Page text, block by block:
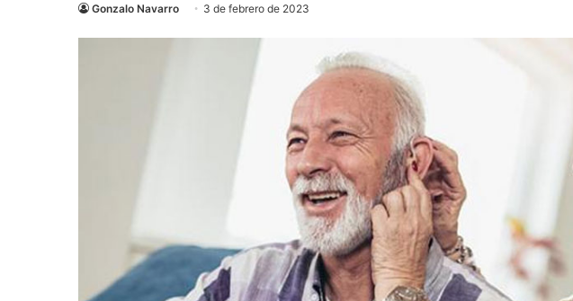
Gonzalo Navarro 3 de febrero de 2023